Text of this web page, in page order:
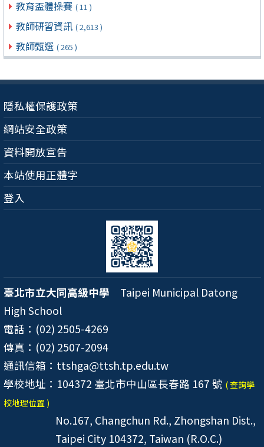
教育盃體操賽 ( 11 )
教師研習資訊 ( 2,613 )
教師甄選 ( 265 )
隱私權保護政策
網站安全政策
資料開放宣告
本站使用正體字
登入
臺北市立大同高級中學 Taipei Municipal Datong
High School
電話：(02) 2505-4269
傳真：(02) 2507-2094
通訊信箱：ttshga@ttsh.tp.edu.tw
學校地址：104372 臺北市中山區長春路 167 號 ( 查詢學
校地理位置 )
No.167, Changchun Rd., Zhongshan Dist.,
Taipei City 104372, Taiwan (R.O.C.)